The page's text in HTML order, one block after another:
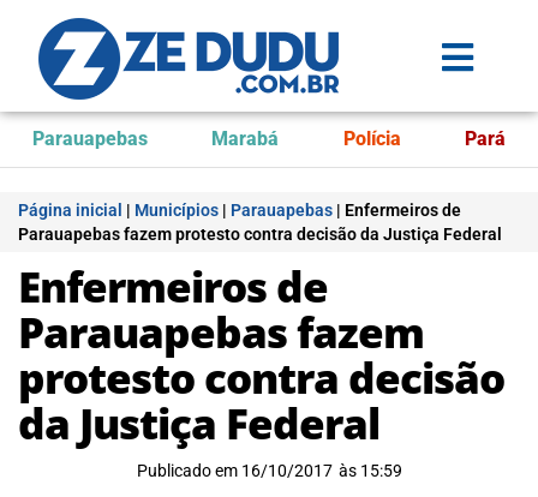
Parauapebas Marabá Polícia Pará
Página inicial | Municípios | Parauapebas | Enfermeiros de
Parauapebas fazem protesto contra decisão da Justiça Federal
Enfermeiros de
Parauapebas fazem
protesto contra decisão
da Justiça Federal
Publicado em 16/10/2017 às 15:59